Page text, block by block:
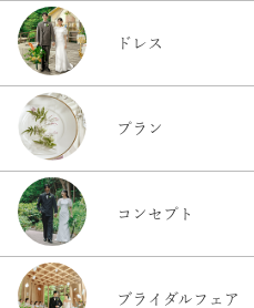
ドレス
プラン
コンセプト
ブライダルフェア